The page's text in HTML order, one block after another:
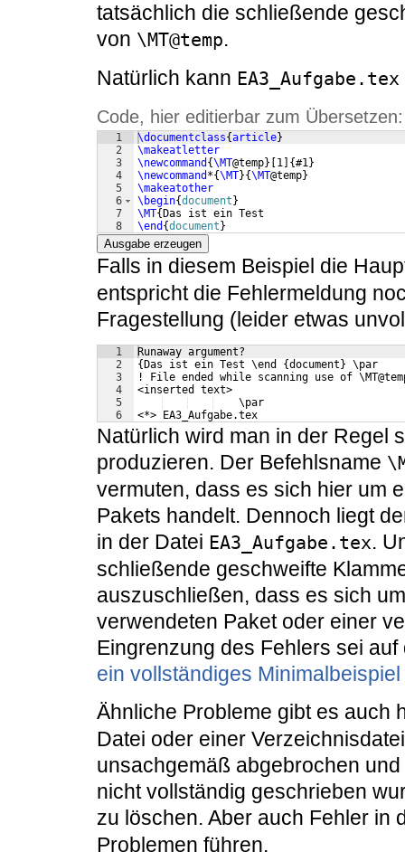
tatsächlich die schließende
von \MT@temp.
Natürlich kann EA3_Aufgabe.tex
Code, hier editierbar zum Übersetzen:
1
2
3
4
5
6
7
8
\documentclass{article}
\makeatletter
\newcommand {\MT@temp} 1 {#1}
\newcommand *{\MT}{\MT@temp}
\makeatother
\begin{document }
\MT{ Das ist ein Test
\end {document }
Ausgabe erzeugen
Falls in diesem Beispiel die
entspricht die Fehlermeldung
Fragestellung (leider etwas
1
2
3
4
5
6
Runaway argument?
{Das ist ein Test \end {document} \par
! File ended while scanning use of
<inserted text>
    \par
<*> EA3_Aufgabe.tex
Natürlich wird man in der Regel
produzieren. Der Befehlsname
vermuten, dass es sich hier um
Pakets handelt. Dennoch liegt
in der Datei EA3_Aufgabe.tex.
schließende geschweifte
auszuschließen, dass es sich
verwendeten Paket oder einer
Eingrenzung des Fehlers sei
ein vollständiges Minimalbeispiel
Ähnliche Probleme gibt es auch
Datei oder einer
unsachgemäß abgebrochen
nicht vollständig geschrieben
zu löschen. Aber auch Fehler in
Problemen führen.